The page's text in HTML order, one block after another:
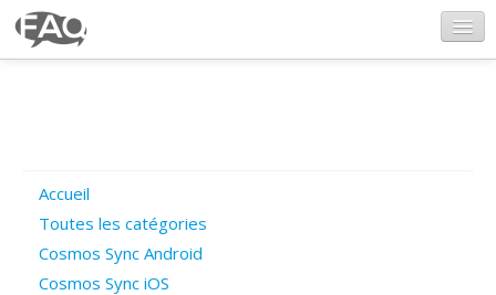
Poser une question
Questions ouvertes
Accueil
Toutes les catégories
Cosmos Sync Android
Cosmos Sync iOS